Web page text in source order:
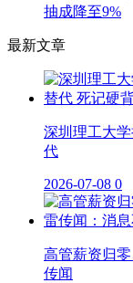
抽成降至9%
最新文章
深圳理工大
代
2026-07-08 0
高管薪资归
传闻